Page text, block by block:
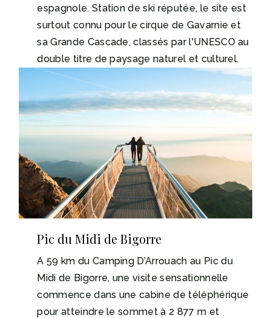
espagnole. Station de ski réputée, le site est
surtout connu pour le cirque de Gavarnie et
sa Grande Cascade, classés par l'UNESCO au
double titre de paysage naturel et culturel.
Pic du Midi de Bigorre
A 59 km du Camping D’Arrouach au Pic du
Midi de Bigorre, une visite sensationnelle
commence dans une cabine de téléphérique
pour atteindre le sommet à 2 877 m et